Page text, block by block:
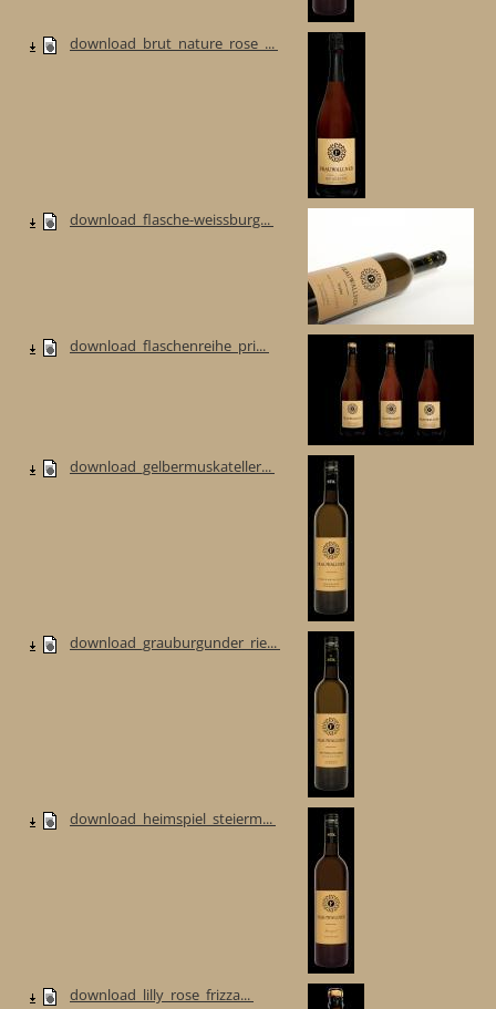
download_brut_nature_rose_...
download_flasche-weissburg...
download_flaschenreihe_pri...
download_gelbermuskateller...
download_grauburgunder_rie...
download_heimspiel_steierm...
download_lilly_rose_frizza...